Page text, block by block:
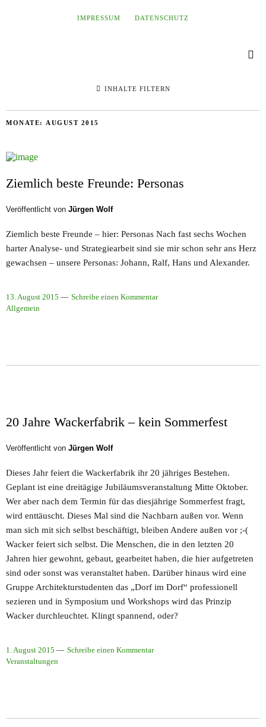
IMPRESSUM DATENSCHUTZ
INHALTE FILTERN
MONATE: AUGUST 2015
Ziemlich beste Freunde: Personas
Veröffentlicht von Jürgen Wolf
Ziemlich beste Freunde – hier: Personas Nach fast sechs Wochen
harter Analyse- und Strategiearbeit sind sie mir schon sehr ans Herz
gewachsen – unsere Personas: Johann, Ralf, Hans und Alexander.
13. August 2015
Schreibe einen Kommentar
Allgemein
20 Jahre Wackerfabrik – kein Sommerfest
Veröffentlicht von Jürgen Wolf
Dieses Jahr feiert die Wackerfabrik ihr 20 jähriges Bestehen.
Geplant ist eine dreitägige Jubiläumsveranstaltung Mitte Oktober.
Wer aber nach dem Termin für das diesjährige Sommerfest fragt,
wird enttäuscht. Dieses Mal sind die Nachbarn außen vor. Wenn
man sich mit sich selbst beschäftigt, bleiben Andere außen vor ;-(
Wacker feiert sich selbst. Die Menschen, die in den letzten 20
Jahren hier gewohnt, gebaut, gearbeitet haben, die hier aufgetreten
sind oder sonst was veranstaltet haben. Darüber hinaus wird eine
Gruppe Architekturstudenten das „Dorf im Dorf“ professionell
sezieren und in Symposium und Workshops wird das Prinzip
Wacker durchleuchtet. Klingt spannend, oder?
1. August 2015
Schreibe einen Kommentar
Veranstaltungen